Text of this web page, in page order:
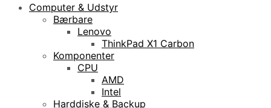
Computer & Udstyr
Bærbare
Lenovo
ThinkPad X1 Carbon
Komponenter
CPU
AMD
Intel
Harddiske & Backup